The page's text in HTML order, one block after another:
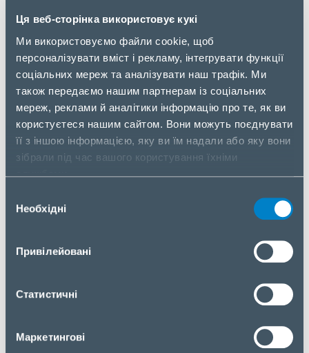
Ця веб-сторінка використовує кукі
Ми використовуємо файли cookie, щоб
персоналізувати вміст і рекламу, інтегрувати функції
соціальних мереж та аналізувати наш трафік. Ми
також передаємо нашим партнерам із соціальних
мереж, реклами й аналітики інформацію про те, як ви
користуєтеся нашим сайтом. Вони можуть поєднувати
її з іншою інформацією, яку ви їм надали або яку вони
зібрали під час вашого користування їхніми
службами.
згоди
Необхідні
Привілейовані
Статистичні
Маркетингові
Гребний тренажер KingSmith
WR3L
KINGSMITH
WR3L
Cтепер KingSmith STE001
KINGSMITH
STEPPER001
CRAWLER001
Велотренажер KingSmith
KINGSMITH
WM10 Червоний дуб
KINGSMITH
WM10 RED